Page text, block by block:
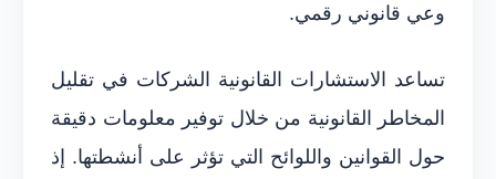
وعي قانوني رقمي.
تساعد الاستشارات القانونية الشركات في تقليل
المخاطر القانونية من خلال توفير معلومات دقيقة
حول القوانين واللوائح التي تؤثر على أنشطتها. إذ